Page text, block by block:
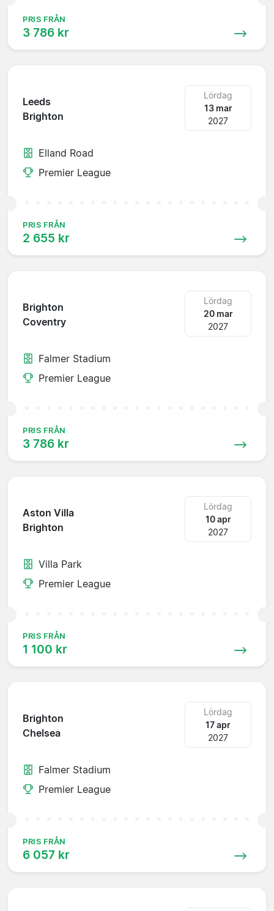
PRIS FRÅN
3 786 kr
Leeds
Brighton
Lördag
13 mar
2027
Elland Road
Premier League
PRIS FRÅN
2 655 kr
Brighton
Coventry
Lördag
20 mar
2027
Falmer Stadium
Premier League
PRIS FRÅN
3 786 kr
Aston Villa
Brighton
Lördag
10 apr
2027
Villa Park
Premier League
PRIS FRÅN
1 100 kr
Brighton
Chelsea
Lördag
17 apr
2027
Falmer Stadium
Premier League
PRIS FRÅN
6 057 kr